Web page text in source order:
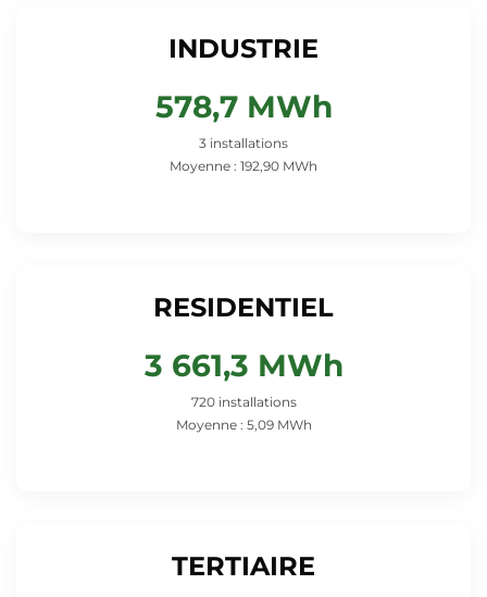
INDUSTRIE
578,7 MWh
3 installations
Moyenne : 192,90 MWh
RESIDENTIEL
3 661,3 MWh
720 installations
Moyenne : 5,09 MWh
TERTIAIRE